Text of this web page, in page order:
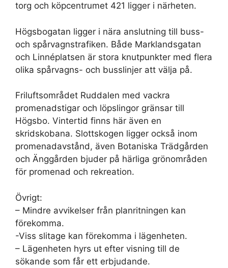
torg och köpcentrumet 421 ligger i närheten.
Högsbogatan ligger i nära anslutning till buss-
och spårvagnstrafiken. Både Marklandsgatan
och Linnéplatsen är stora knutpunkter med flera
olika spårvagns- och busslinjer att välja på.
Friluftsområdet Ruddalen med vackra
promenadstigar och löpslingor gränsar till
Högsbo. Vintertid finns här även en
skridskobana. Slottskogen ligger också inom
promenadavstånd, även Botaniska Trädgården
och Änggården bjuder på härliga grönområden
för promenad och rekreation.
Övrigt:
– Mindre avvikelser från planritningen kan
förekomma.
-Viss slitage kan förekomma i lägenheten.
– Lägenheten hyrs ut efter visning till de
sökande som får ett erbjudande.